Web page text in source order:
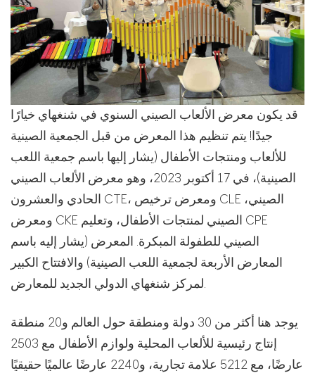
قد يكون معرض الألعاب الصيني السنوي في شنغهاي خيارًا
جيدًا! يتم تنظيم هذا المعرض من قبل الجمعية الصينية
للألعاب ومنتجات الأطفال (يشار إليها باسم جمعية اللعب
الصينية)، في 17 أكتوبر 2023، وهو معرض الألعاب الصيني
الحادي والعشرون CTE، ومعرض ترخيص CLE الصيني،
ومعرض CKE الصيني لمنتجات الأطفال، وتعليم CPE
الصيني للطفولة المبكرة. المعرض (يشار إليه باسم
المعارض الأربعة لجمعية اللعب الصينية) والافتتاح الكبير
لمركز شنغهاي الدولي الجديد للمعارض.
يوجد هنا أكثر من 30 دولة ومنطقة حول العالم و20 منطقة
إنتاج رئيسية للألعاب المحلية ولوازم الأطفال مع 2503
عارضًا، مع 5212 علامة تجارية، و2240 عارضًا عالميًا حقيقيًا